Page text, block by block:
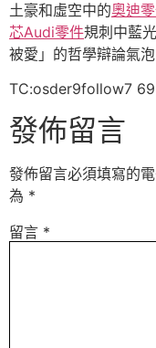
土豪和虛空中的奧迪
芯Audi零件規刺中藍
被愛」的哲學辯論氣泡
TC:osder9follow7
發佈留言
發佈留言必須填寫的
為 *
留言 *